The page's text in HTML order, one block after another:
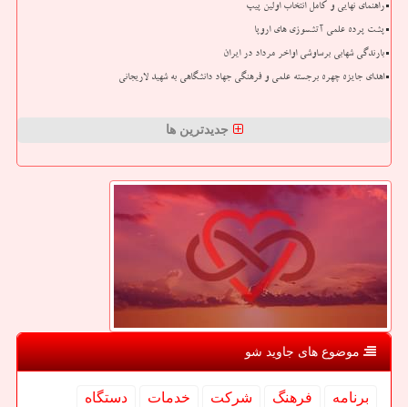
راهنمای نهایی و کامل انتخاب اولین پیپ
پشت پرده علمی آتشسوزی های اروپا
بارندگی شهابی برساوشی اواخر مرداد در ایران
اهدای جایزه چهره برجسته علمی و فرهنگی جهاد دانشگاهی به شهید لاریجانی
جدیدترین ها
موضوع های جاوید شو
برنامه فرهنگ شركت خدمات
دستگاه